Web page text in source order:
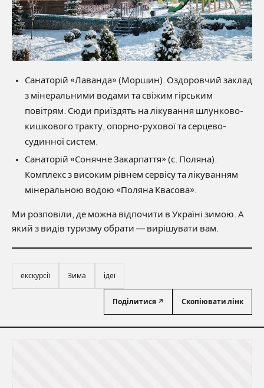
Санаторій «Лаванда» (Моршин). Оздоровчий заклад
з мінеральними водами та свіжим гірським
повітрям. Сюди приїздять на лікування шлунково-
кишкового тракту, опорно-рухової та серцево-
судинної систем.
Санаторій «Сонячне Закарпаття» (с. Поляна).
Комплекс з високим рівнем сервісу та лікуванням
мінеральною водою «Поляна Квасова».
Ми розповіли, де можна відпочити в Україні зимою. А
який з видів туризму обрати — вирішувати вам.
екскурсії Зима ідеї
Поділитися ↗ Скопіювати лінк